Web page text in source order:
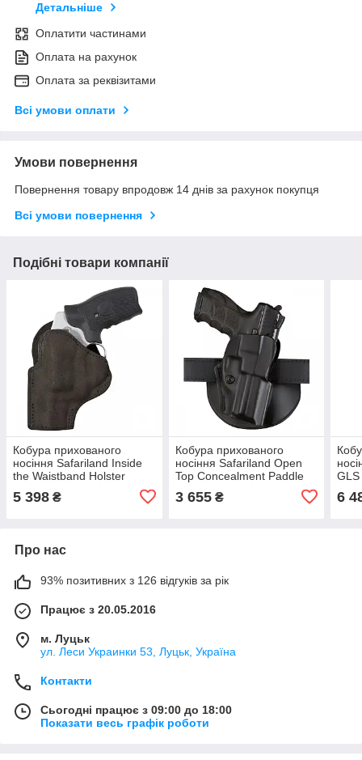
Детальніше
Оплатити частинами
Оплата на рахунок
Оплата за реквізитами
Всі умови оплати
Умови повернення
Повернення товару впродовж 14 днів за рахунок покупця
Всі умови повернення
Подібні товари компанії
Кобура прихованого
носіння Safariland Inside
the Waistband Holster
Black, оригінал. Доставка з
США/ЄС протягом 14 днів
5 398 ₴
Кобура прихованого
носіння Safariland Open
Top Concealment Paddle
Holster with Detent Black,
оригінал. Доставка з США/
3 655₴ 6
Про нас
93% позитивних з 126 відгуків за рік
Працює з 20.05.2016
м. Луцьк
ул. Леси Украинки 53, Луцьк, Україна
Контакти
Сьогодні працює з 09:00 до 18:00
Показати весь графік роботи